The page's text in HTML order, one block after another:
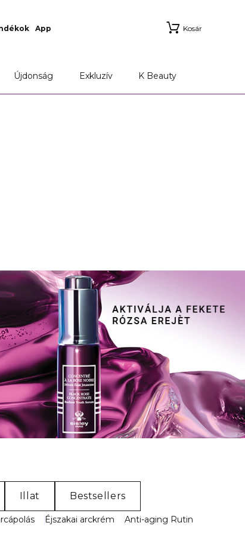
App Kosár
Újdonság Exkluzív K Beauty
Illat Bestsellers
Éjszakai arckrém Anti-aging Rutin